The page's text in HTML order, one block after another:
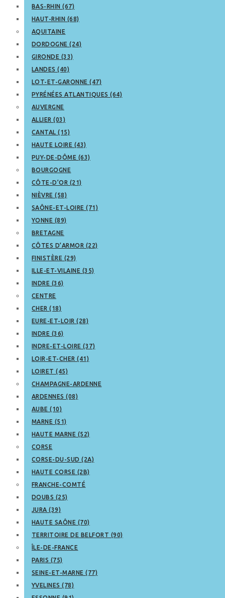
BAS-RHIN (67)
HAUT-RHIN (68)
AQUITAINE
DORDOGNE (24)
GIRONDE (33)
LANDES (40)
LOT-ET-GARONNE (47)
PYRÉNÉES ATLANTIQUES (64)
AUVERGNE
ALLIER (03)
CANTAL (15)
HAUTE LOIRE (43)
PUY-DE-DÔME (63)
BOURGOGNE
CÔTE-D’OR (21)
NIÈVRE (58)
SAÔNE-ET-LOIRE (71)
YONNE (89)
BRETAGNE
CÔTES D’ARMOR (22)
FINISTÈRE (29)
ILLE-ET-VILAINE (35)
INDRE (36)
CENTRE
CHER (18)
EURE-ET-LOIR (28)
INDRE (36)
INDRE-ET-LOIRE (37)
LOIR-ET-CHER (41)
LOIRET (45)
CHAMPAGNE-ARDENNE
ARDENNES (08)
AUBE (10)
MARNE (51)
HAUTE MARNE (52)
CORSE
CORSE-DU-SUD (2A)
HAUTE CORSE (2B)
FRANCHE-COMTÉ
DOUBS (25)
JURA (39)
HAUTE SAÔNE (70)
TERRITOIRE DE BELFORT (90)
ÎLE-DE-FRANCE
PARIS (75)
SEINE-ET-MARNE (77)
YVELINES (78)